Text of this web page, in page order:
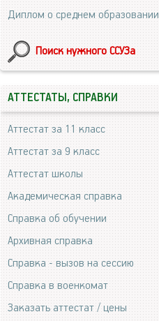
Диплом о среднем образовании
Поиск нужного ССУЗа
АТТЕСТАТЫ, СПРАВКИ
Аттестат за 11 класс
Аттестат за 9 класс
Аттестат школы
Академическая справка
Справка об обучении
Архивная справка
Справка - вызов на сессию
Справка в военкомат
Заказать аттестат / цены